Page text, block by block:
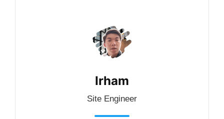
Irham
Site Engineer